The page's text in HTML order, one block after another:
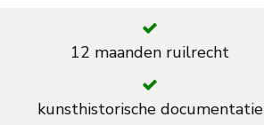
12 maanden ruilrecht
kunsthistorische documentatie